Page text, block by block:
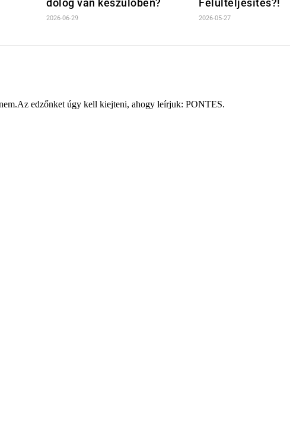
dolog van készülőben?
2026-06-29
Felülteljesítés?!
2026-05-27